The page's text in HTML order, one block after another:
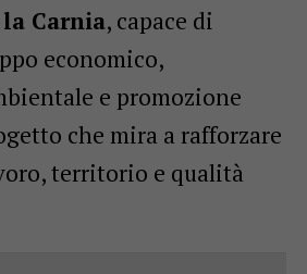
Carnia, capace di
economico,
e promozione
che mira a rafforzare
territorio e qualità